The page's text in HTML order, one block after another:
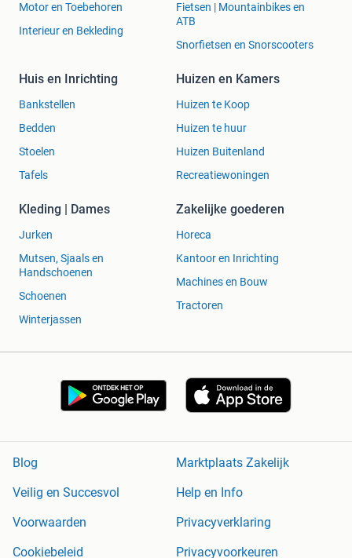
Motor en Toebehoren
Interieur en Bekleding
Fietsen | Mountainbikes en
ATB
Snorfietsen en Snorscooters
Huis en Inrichting
Bankstellen
Bedden
Stoelen
Tafels
Huizen en Kamers
Huizen te Koop
Huizen te huur
Huizen Buitenland
Recreatiewoningen
Kleding | Dames
Jurken
Mutsen, Sjaals en
Handschoenen
Schoenen
Winterjassen
Zakelijke goederen
Horeca
Kantoor en Inrichting
Machines en Bouw
Tractoren
Blog
Marktplaats Zakelijk
Veilig en Succesvol
Help en Info
Voorwaarden
Privacyverklaring
Cookiebeleid
Privacyvoorkeuren